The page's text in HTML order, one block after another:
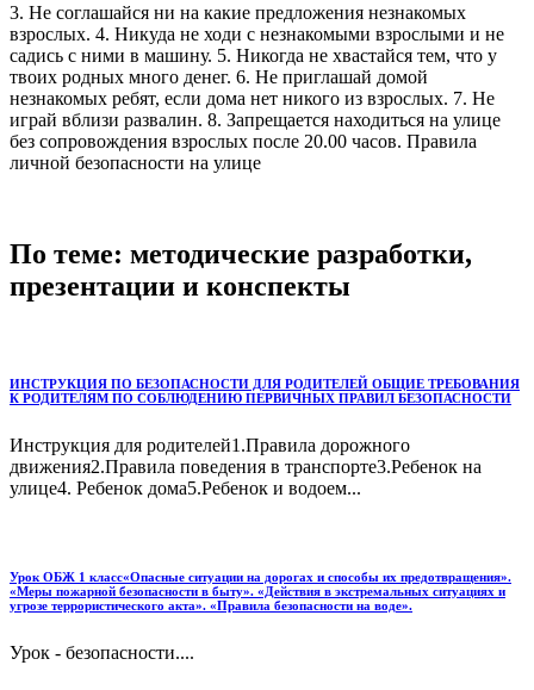
3. Не соглашайся ни на какие предложения незнакомых
взрослых. 4. Никуда не ходи с незнакомыми взрослыми и не
садись с ними в машину. 5. Никогда не хвастайся тем, что у
твоих родных много денег. 6. Не приглашай домой
незнакомых ребят, если дома нет никого из взрослых. 7. Не
играй вблизи развалин. 8. Запрещается находиться на улице
без сопровождения взрослых после 20.00 часов. Правила
личной безопасности на улице
По теме: методические разработки,
презентации и конспекты
ИНСТРУКЦИЯ ПО БЕЗОПАСНОСТИ ДЛЯ РОДИТЕЛЕЙ ОБЩИЕ ТРЕБОВАНИЯ
К РОДИТЕЛЯМ ПО СОБЛЮДЕНИЮ ПЕРВИЧНЫХ ПРАВИЛ БЕЗОПАСНОСТИ
Инструкция для родителей1.Правила дорожного
движения2.Правила поведения в транспорте3.Ребенок на
улице4. Ребенок дома5.Ребенок и водоем...
Урок ОБЖ 1 класс«Опасные ситуации на дорогах и способы их предотвращения».
«Меры пожарной безопасности в быту». «Действия в экстремальных ситуациях и
угрозе террористического акта». «Правила безопасности на воде».
Урок - безопасности....